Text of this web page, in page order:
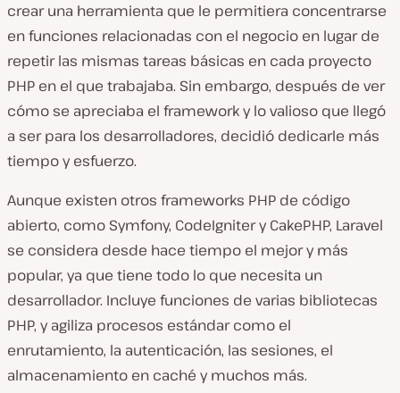
crear una herramienta que le permitiera concentrarse
en funciones relacionadas con el negocio en lugar de
repetir las mismas tareas básicas en cada proyecto
PHP en el que trabajaba. Sin embargo, después de ver
cómo se apreciaba el framework y lo valioso que llegó
a ser para los desarrolladores, decidió dedicarle más
tiempo y esfuerzo.
Aunque existen otros frameworks PHP de código
abierto, como Symfony, CodeIgniter y CakePHP, Laravel
se considera desde hace tiempo el mejor y más
popular, ya que tiene todo lo que necesita un
desarrollador. Incluye funciones de varias bibliotecas
PHP, y agiliza procesos estándar como el
enrutamiento, la autenticación, las sesiones, el
almacenamiento en caché y muchos más.